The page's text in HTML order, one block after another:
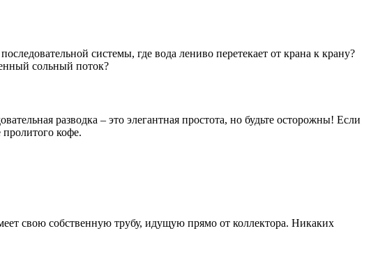
системы, где вода лениво перетекает от крана к крану?
сольный поток?
разводка – это элегантная простота, но будьте осторожны! Если
пролитого кофе.
свою собственную трубу, идущую прямо от коллектора. Никаких